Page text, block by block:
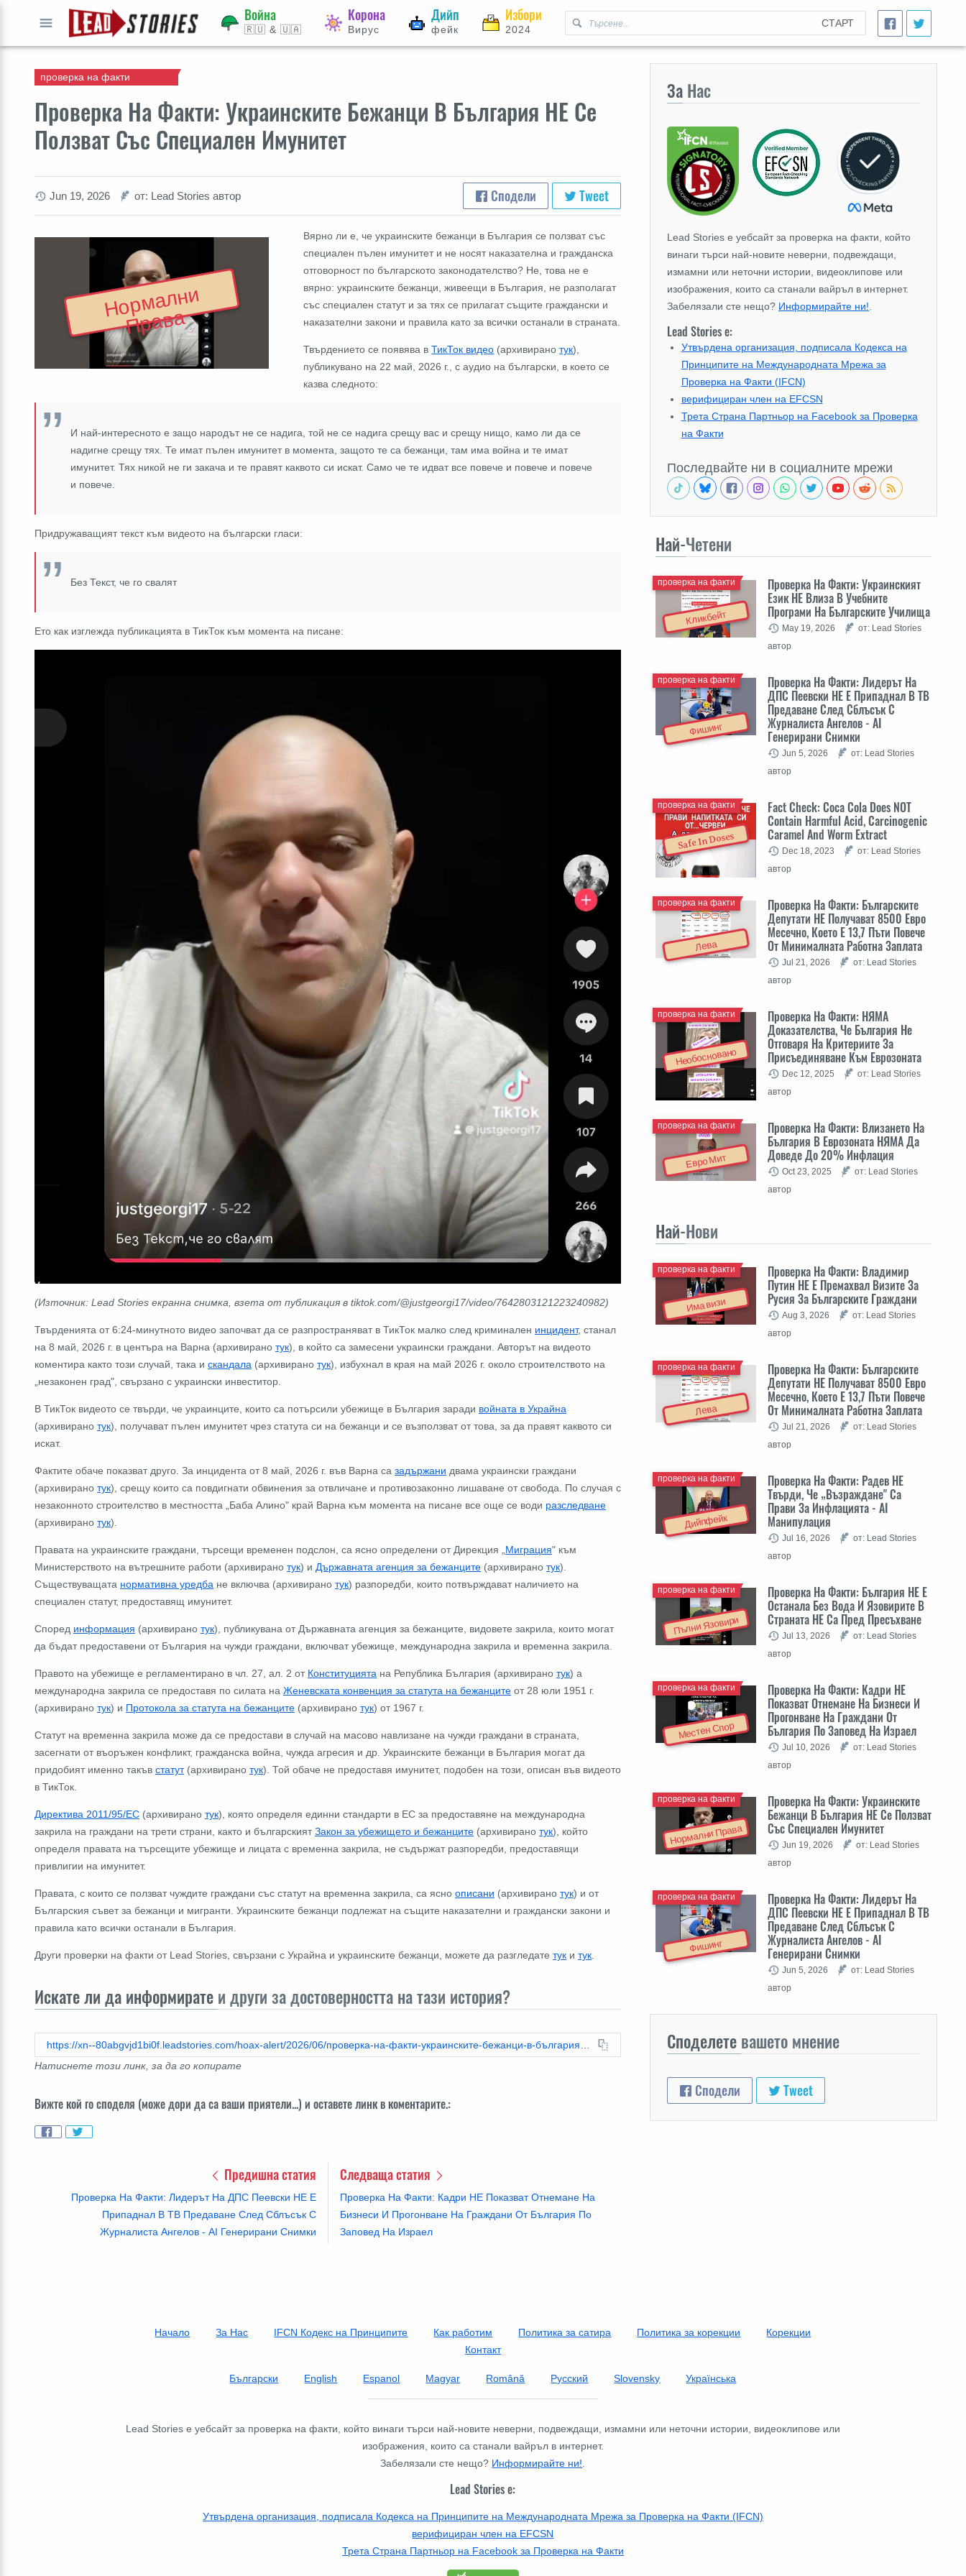
СТАРТ
Война
🇷🇺 & 🇺🇦
Корона
Вирус
Дийп
фейк
Избори
2024
Проверка На Факти: Украинските Бежанци В България НЕ Се
Ползват Със Специален Имунитет
проверка на факти
Jun 19, 2026 от: Lead Stories автор Сподели Tweet
Н
о
р
м
а
л
н
и
П
р
а
в
а
Вярно ли е, че украинските бежанци в България се ползват със
специален пълен имунитет и не носят наказателна и гражданска
отговорност по българското законодателство? Не, това не е
вярно: украинските бежанци, живеещи в България, не разполагат
със специален статут и за тях се прилагат същите граждански и
наказателни закони и правила като за всички останали в страната.
Твърдението се появява вТикТок видео (архивиранотук),
публикувано на 22 май, 2026 г., с аудио на български, в което се
казва следното:
И най-интересното е защо народът не се надига, той не се надига срещу вас и срещу нищо, камо ли да се
надигне срещу тях. Те имат пълен имунитет в момента, защото те са бежанци, там има война и те имат
имунитет. Тях никой не ги закача и те правят каквото си искат. Само че те идват все повече и повече и повече
и повече.
Придружаващият текст към видеото на български гласи:
Без Текст, че го свалят
Ето как изглежда публикацията в ТикТок към момента на писане:
(Източник: Lead Stories екранна снимка, взета от публикация в tiktok.com/@justgeorgi17/video/7642803121223240982)
Твърденията от 6:24-минутното видео започват да се разпространяват в ТикТок малко след криминален инцидент, станал
на 8 май, 2026 г. в центъра на Варна (архивирано тук), в който са замесени украински граждани. Авторът на видеото
коментира както този случай, така и скандала (архивирано тук), избухнал в края на май 2026 г. около строителството на
„незаконен град", свързано с украински инвеститор.
В ТикТок видеото се твърди, че украинците, които са потърсили убежище в България заради войната в Украйна
(архивирано тук), получават пълен имунитет чрез статута си на бежанци и се възползват от това, за да правят каквото си
искат.
Фактите обаче показват друго. За инцидента от 8 май, 2026 г. във Варна са задържани двама украински граждани
(архивирано тук), срещу които са повдигнати обвинения за отвличане и противозаконно лишаване от свобода. По случая с
незаконното строителство в местността „Баба Алино" край Варна към момента на писане все още се води разследване
(архивирано тук).
Правата на украинските граждани, търсещи временен подслон, са ясно определени от Дирекция „ Миграция" към
Министерството на вътрешните работи (архивирано тук) и Държавната агенция за бежанците (архивирано тук).
Съществуващата нормативна уредба не включва (архивирано тук) разпоредби, които потвърждават наличието на
специален статут, предоставящ имунитет.
Според информация (архивирано тук), публикувана от Държавната агенция за бежанците, видовете закрила, които могат
да бъдат предоставени от България на чужди граждани, включват убежище, международна закрила и временна закрила.
Правото на убежище е регламентирано в чл. 27, ал. 2 от Конституцията на Република България (архивирано тук) а
международна закрила се предоставя по силата на Женевската конвенция за статута на бежанците от 28 юли 1951 г.
(архивирано тук) и Протокола за статута на бежанците (архивирано тук) от 1967 г.
Статут на временна закрила може да се предостави в случай на масово навлизане на чужди граждани в страната,
засегнати от въоръжен конфликт, гражданска война, чужда агресия и др. Украинските бежанци в България могат да
придобият именно такъв статут(архивирано тук). Той обаче не предоставя имунитет, подобен на този, описан във видеото
в ТикТок.
Директива 2011/95/ЕС (архивирано тук), която определя единни стандарти в ЕС за предоставяне на международна
закрила на граждани на трети страни, както и българскиятЗакон за убежището и бежанците (архивирано тук), който
определя правата на търсещите убежище и лицата с временна закрила, не съдържат разпоредби, предоставящи
привлигии на имунитет.
Правата, с които се ползват чуждите граждани със статут на временна закрила, са ясно описани (архивирано тук) и от
Българския съвет за бежанци и мигранти. Украинските бежанци подлежат на същите наказателни и граждански закони и
правила като всички останали в България.
Други проверки на факти от Lead Stories, свързани с Украйна и украинските бежанци, можете да разгледате тук и тук
Искате ли да информирате и други за достоверността на тази история?
Натиснете този линк, за да го копирате
Вижте кой го споделя (може дори да са ваши приятели...) и оставете линк в коментарите.:
Предишна статия
Проверка На Факти: Лидерът На ДПС Пеевски НЕ Е
Припаднал В ТВ Предаване След Сблъсък С
Журналиста Ангелов - AI Генерирани Снимки
Следваща статия
Проверка На Факти: Кадри НЕ Показват Отнемане На
Бизнеси И Прогонване На Граждани От България По
Заповед На Израел
За Нас
Lead Stories е уебсайт за проверка на факти, който
винаги търси най-новите неверни, подвеждащи,
измамни или неточни истории, видеоклипове или
изображения, които са станали вайръл в интернет.
Забелязали сте нещо? Информирайте ни!
Lead Stories е:
Утвърдена организация, подписала Кодекса на
Принципите на Международната Мрежа за
Проверка на Факти (IFCN)
верифициран член на EFCSN
Трета Страна Партньор на Facebook за Проверка
на Факти
Последвайте ни в социалните мрежи
Най-Четени
Кликбейт
Проверка На Факти: Украинският
Език НЕ Влиза В Учебните
Програми На Българските Училища
проверка на факти
May 19, 2026
от: Lead Stories
автор
Фишинг
Проверка На Факти: Лидерът На
ДПС Пеевски НЕ Е Припаднал В ТВ
Предаване След Сблъсък С
Журналиста Ангелов - AI
Генерирани Снимки
проверка на факти
Jun 5, 2026
от: Lead Stories
автор
Safe In Doses
Fact Check: Coca Cola Does NOT
Contain Harmful Acid, Carcinogenic
Caramel And Worm Extract
проверка на факти
Dec 18, 2023
от: Lead Stories
автор
Лева
Проверка На Факти: Българските
Депутати НЕ Получават 8500 Евро
Месечно, Което Е 13,7 Пъти Повече
От Минималната Работна Заплата
проверка на факти
Jul 21, 2026
от: Lead Stories
автор
Необосновано
Проверка На Факти: НЯМА
Доказателства, Че България Не
Отговаря На Критериите За
Присъединяване Към Еврозоната
проверка на факти
Dec 12, 2025
от: Lead Stories
автор
Евро Мит
Проверка На Факти: Влизането На
България В Еврозоната НЯМА Да
Доведе До 20% Инфлация
проверка на факти
Oct 23, 2025
от: Lead Stories
автор
Най-Нови
Има визи
Проверка На Факти: Владимир
Путин НЕ Е Премахвал Визите За
Русия За Българските Граждани
проверка на факти
Aug 3, 2026
от: Lead Stories
автор
Лева
Проверка На Факти: Българските
Депутати НЕ Получават 8500 Евро
Месечно, Което Е 13,7 Пъти Повече
От Минималната Работна Заплата
проверка на факти
Jul 21, 2026
от: Lead Stories
автор
Дийпфейк
Проверка На Факти: Радев НЕ
Твърди, Че „Възраждане" Са
Прави За Инфлацията - AI
Манипулация
проверка на факти
Jul 16, 2026
от: Lead Stories
автор
Пълни Язовири
Проверка На Факти: България НЕ Е
Останала Без Вода И Язовирите В
Страната НЕ Са Пред Пресъхване
проверка на факти
Jul 13, 2026
от: Lead Stories
автор
Местен Спор
Проверка На Факти: Кадри НЕ
Показват Отнемане На Бизнеси И
Прогонване На Граждани От
България По Заповед На Израел
проверка на факти
Jul 10, 2026
от: Lead Stories
автор
Нормални Права
Проверка На Факти: Украинските
Бежанци В България НЕ Се Ползват
Със Специален Имунитет
проверка на факти
Jun 19, 2026
от: Lead Stories
автор
Фишинг
Проверка На Факти: Лидерът На
ДПС Пеевски НЕ Е Припаднал В ТВ
Предаване След Сблъсък С
Журналиста Ангелов - AI
Генерирани Снимки
проверка на факти
Jun 5, 2026
от: Lead Stories
автор
Споделете вашето мнение
Сподели Tweet
Начало За Нас IFCN Кодекс на Принципите Как работим Политика за сатира Политика за корекции
Корекции
Контакт
Български English Espanol Magyar Română Русский Slovensky Українська
Lead Stories е уебсайт за проверка на факти, който винаги търси най-новите неверни, подвеждащи, измамни или неточни истории, видеоклипове или
изображения, които са станали вайръл в интернет.
Забелязали сте нещо? Информирайте ни!
Lead Stories е:
Утвърдена организация, подписала Кодекса на Принципите на Международната Мрежа за Проверка на Факти (IFCN)
верифициран член на EFCSN
Трета Страна Партньор на Facebook за Проверка на Факти